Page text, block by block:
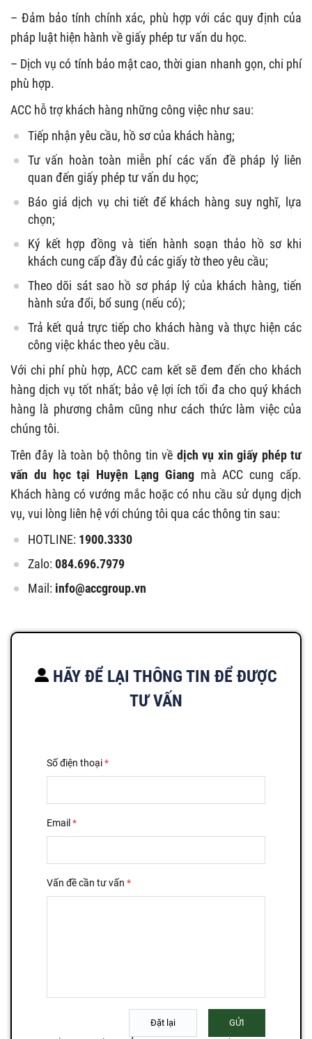
– Đảm bảo tính chính xác, phù hợp với các quy định của
pháp luật hiện hành về giấy phép tư vấn du học.
– Dịch vụ có tính bảo mật cao, thời gian nhanh gọn, chi phí
phù hợp.
ACC hỗ trợ khách hàng những công việc như sau:
Tiếp nhận yêu cầu, hồ sơ của khách hàng;
Tư vấn hoàn toàn miễn phí các vấn đề pháp lý liên
quan đến giấy phép tư vấn du học;
Báo giá dịch vụ chi tiết để khách hàng suy nghĩ, lựa
chọn;
Ký kết hợp đồng và tiến hành soạn thảo hồ sơ khi
khách cung cấp đầy đủ các giấy tờ theo yêu cầu;
Theo dõi sát sao hồ sơ pháp lý của khách hàng, tiến
hành sửa đổi, bổ sung (nếu có);
Trả kết quả trực tiếp cho khách hàng và thực hiện các
công việc khác theo yêu cầu.
Với chi phí phù hợp, ACC cam kết sẽ đem đến cho khách
hàng dịch vụ tốt nhất; bảo vệ lợi ích tối đa cho quý khách
hàng là phương châm cũng như cách thức làm việc của
chúng tôi.
Trên đây là toàn bộ thông tin về dịch vụ xin giấy phép tư
vấn du học tại Huyện Lạng Giangmà ACC cung cấp.
Khách hàng có vướng mắc hoặc có nhu cầu sử dụng dịch
vụ, vui lòng liên hệ với chúng tôi qua các thông tin sau:
HOTLINE: 1900.3330
Zalo:084.696.7979
Mail: info@accgroup.vn
HÃY ĐỂ LẠI THÔNG TIN ĐỂ ĐƯỢC
TƯ VẤN